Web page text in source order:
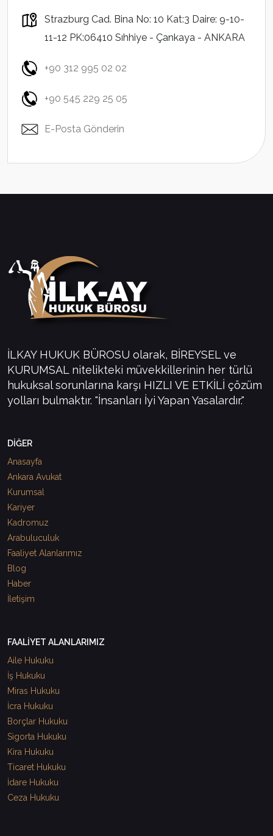
Strazburg Cad. Bina No: 10 Kat:3 Daire: 9-10-
11-12 PK:06410 Sıhhiye - Çankaya - ANKARA
+90 312 995 02 02
+90 545 229 25 05
E-Posta Gönderin
İLKAY HUKUK BÜROSU olarak, BİREYSEL ve
KURUMSAL nitelikteki müvekkillerinin her türlü
hukuksal sorunlarına karşı HIZLI VE ETKİLİ çözüm
yolları bulmaktır. "İnsanları İyi Yapan Yasalardır."
DİĞER
Anasayfa
Ankara Avukat
Kurumsal
Kariyer
Kadromuz
Arabuluculuk
Faaliyet Alanlarımız
Blog
Haber
İletişim
FAALİYET ALANLARIMIZ
Aile Hukuku
İş Hukuku
Miras Hukuku
İcra Hukuku
Borçlar Hukuku
Sigorta Hukuku
Kira Hukuku
Ticaret Hukuku
İdare Hukuku
Ceza Hukuku